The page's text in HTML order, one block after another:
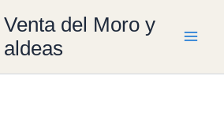
Venta del Moro y
aldeas